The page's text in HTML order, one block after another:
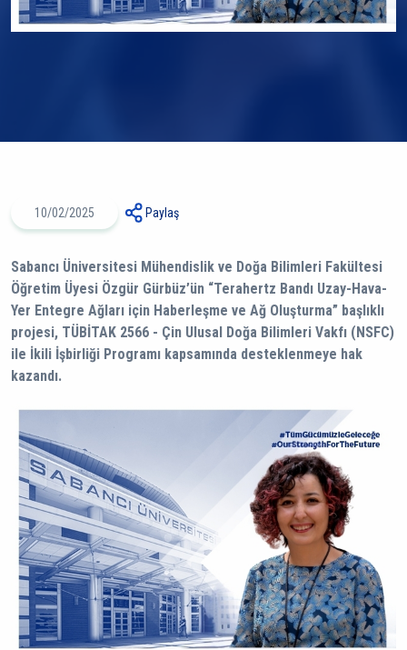
10/02/2025 Paylaş
Sabancı Üniversitesi Mühendislik ve Doğa Bilimleri Fakültesi
Öğretim Üyesi Özgür Gürbüz’ün “Terahertz Bandı Uzay-Hava-
Yer Entegre Ağları için Haberleşme ve Ağ Oluşturma” başlıklı
projesi, TÜBİTAK 2566 - Çin Ulusal Doğa Bilimleri Vakfı (NSFC)
ile İkili İşbirliği Programı kapsamında desteklenmeye hak
kazandı.